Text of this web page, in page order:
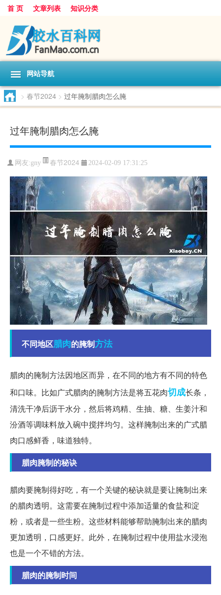
首 页 文章列表 知识分类
网站导航
> 春节2024 > 过年腌制腊肉怎么腌
过年腌制腊肉怎么腌
网友:gny 春节2024 2024-02-09 17:31:25
不同地区腊肉的腌制方法
腊肉的腌制方法因地区而异，在不同的地方有不同的特色
和口味。比如广式腊肉的腌制方法是将五花肉切成长条，
清洗干净后沥干水分，然后将鸡精、生抽、糖、生姜汁和
汾酒等调味料放入碗中搅拌均匀。这样腌制出来的广式腊
肉口感鲜香，味道独特。
腊肉腌制的秘诀
腊肉要腌制得好吃，有一个关键的秘诀就是要让腌制出来
的腊肉透明。这需要在腌制过程中添加适量的食盐和淀
粉，或者是一些生粉。这些材料能够帮助腌制出来的腊肉
更加透明，口感更好。此外，在腌制过程中使用盐水浸泡
也是一个不错的方法。
腊肉的腌制时间